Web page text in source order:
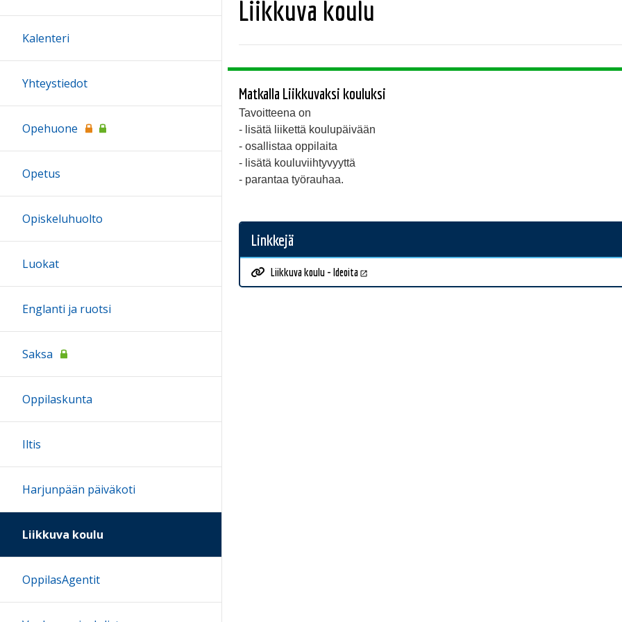
Liikkuva koulu
Matkalla Liikkuvaksi kouluksi
Tavoitteena on
- lisätä liikettä koulupäivään
- osallistaa oppilaita
- lisätä kouluviihtyvyyttä
- parantaa työrauhaa.
Linkkejä
Liikkuva koulu - Ideoita
Kalenteri
Yhteystiedot
Opehuone
Opetus
Opiskeluhuolto
Luokat
Englanti ja ruotsi
Saksa
Oppilaskunta
Iltis
Harjunpään päiväkoti
Liikkuva koulu
OppilasAgentit